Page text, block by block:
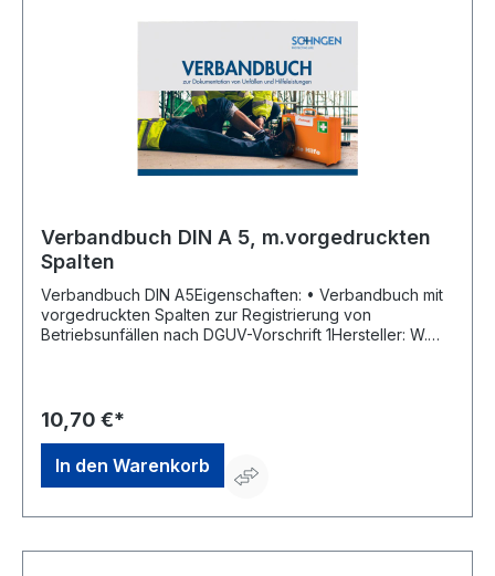
Verbandbuch DIN A 5, m.vorgedruckten
Spalten
Verbandbuch DIN A5Eigenschaften: • Verbandbuch mit
vorgedruckten Spalten zur Registrierung von
Betriebsunfällen nach DGUV-Vorschrift 1Hersteller: W.
10,70 €*
In den Warenkorb